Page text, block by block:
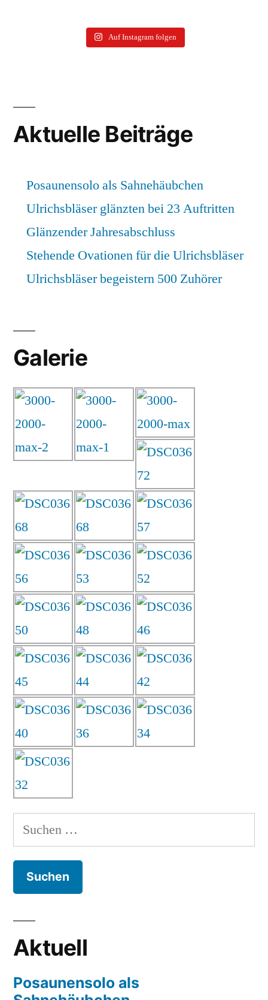
Auf Instagram folgen
Aktuelle Beiträge
Posaunensolo als Sahnehäubchen
Ulrichsbläser glänzten bei 23 Auftritten
Glänzender Jahresabschluss
Stehende Ovationen für die Ulrichsbläser
Ulrichsbläser begeistern 500 Zuhörer
Galerie
Suchen
nach:
Aktuell
Posaunensolo als